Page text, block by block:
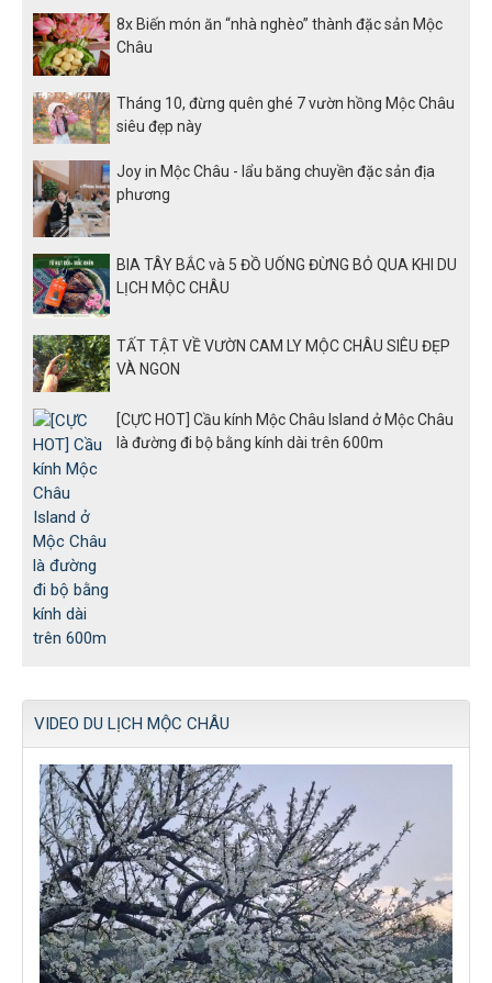
8x Biến món ăn “nhà nghèo” thành đặc sản Mộc
Châu
Tháng 10, đừng quên ghé 7 vườn hồng Mộc Châu
siêu đẹp này
Joy in Mộc Châu - lẩu băng chuyền đặc sản địa
phương
BIA TÂY BẮC và 5 ĐỒ UỐNG ĐỪNG BỎ QUA KHI DU
LỊCH MỘC CHÂU
TẤT TẬT VỀ VƯỜN CAM LY MỘC CHÂU SIÊU ĐẸP
VÀ NGON
[CỰC HOT] Cầu kính Mộc Châu Island ở Mộc Châu
là đường đi bộ bằng kính dài trên 600m
VIDEO DU LỊCH MỘC CHÂU